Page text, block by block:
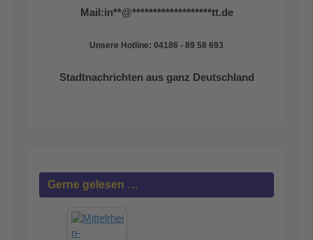
Mail:in**@*******************tt.de
Unsere Hotline: 04186 - 89 58 693
Stadtnachrichten aus ganz Deutschland
Gerne gelesen …